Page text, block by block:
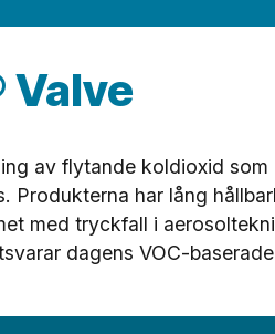
Valve
av flytande koldioxid som
Produkterna har lång
med tryckfall i
dagens VOC-